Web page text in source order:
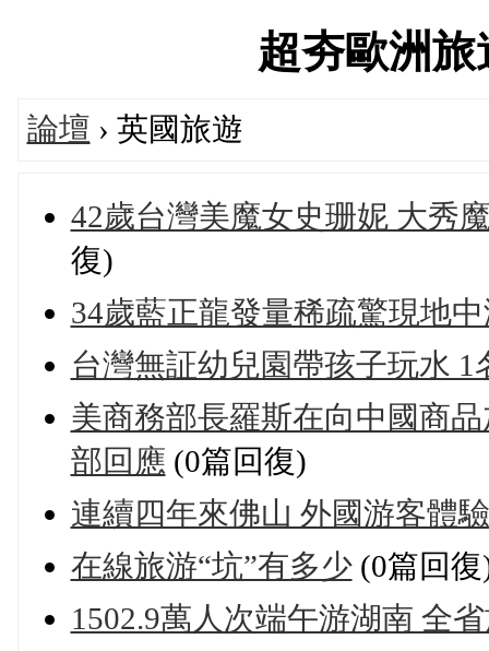
超夯歐洲
論壇 › 英國旅遊
42歲台灣美魔女史珊妮 大秀
復)
34歲藍正龍發量稀疏驚現地
台灣無証幼兒園帶孩子玩水 1
美商務部長羅斯在向中國商
部回應 (0篇回復)
連續四年來佛山 外國游客體
在線旅游“坑”有多少(0篇回復
1502.9萬人次端午游湖南 全